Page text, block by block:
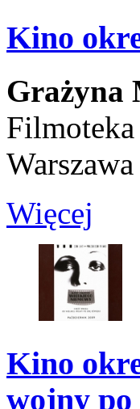
Kino
Grażyna
Więcej
Kino
wojny po